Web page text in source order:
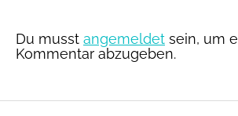
Du musst angemeldet sein, um
Kommentar abzugeben.